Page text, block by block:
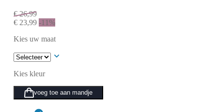
€26,99
€ 23,99 -11%
Kies uw maat
Kies kleur
voeg toe aan mandje